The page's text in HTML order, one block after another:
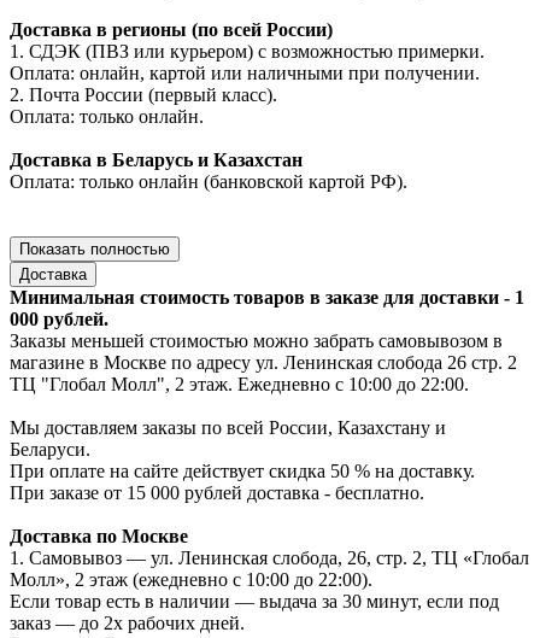
Доставка в регионы (по всей России)
1. СДЭК (ПВЗ или курьером) с возможностью примерки.
Оплата: онлайн, картой или наличными при получении.
2. Почта России (первый класс).
Оплата: только онлайн.
Доставка в Беларусь и Казахстан
Оплата: только онлайн (банковской картой РФ).
Показать полностью
Доставка
Минимальная стоимость товаров в заказе для доставки - 1
000 рублей.
Заказы меньшей стоимостью можно забрать самовывозом в
магазине в Москве по адресу ул. Ленинская слобода 26 стр. 2
ТЦ "Глобал Молл", 2 этаж. Ежедневно с 10:00 до 22:00.
Мы доставляем заказы по всей России, Казахстану и
Беларуси.
При оплате на сайте действует скидка 50 % на доставку.
При заказе от 15 000 рублей доставка - бесплатно.
Доставка по Москве
1. Самовывоз — ул. Ленинская слобода, 26, стр. 2, ТЦ «Глобал
Молл», 2 этаж (ежедневно с 10:00 до 22:00).
Если товар есть в наличии — выдача за 30 минут, если под
заказ — до 2х рабочих дней.